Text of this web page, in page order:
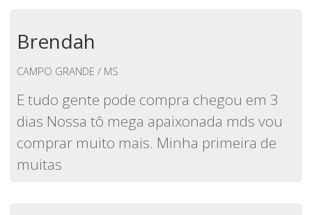
Brendah
CAMPO GRANDE / MS
E tudo gente pode compra chegou em 3
dias Nossa tô mega apaixonada mds vou
comprar muito mais. Minha primeira de
muitas